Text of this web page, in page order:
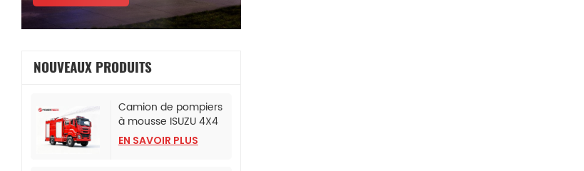
NOUVEAUX PRODUITS
Camion de pompiers
à mousse ISUZU 4X4
pour bureau de police
EN SAVOIR PLUS